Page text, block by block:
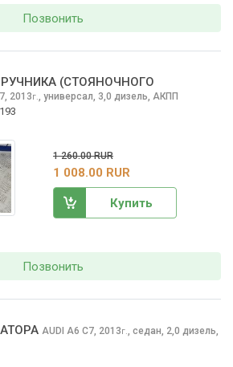
Позвонить
(СТОЯНОЧНОГО
2013г. универсал, 3,0 дизель, АКПП
1 260.00 RUR
1 008.00 RUR
Купить
Позвонить
AUDI A6 C7, 2013г. седан, 2,0 дизель,